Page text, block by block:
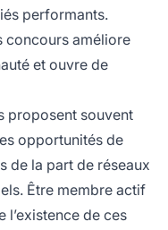
performants.
concours améliore
et ouvre de
proposent souvent
opportunités de
de la part de réseaux
Être membre actif
l’existence de ces